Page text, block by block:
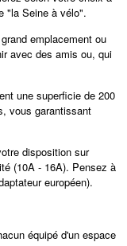
"la Seine à vélo".
emplacement ou
avec des amis ou, qui
une superficie de 200
vous garantissant
disposition sur
(10A - 16A). Pensez à
européen).
équipé d'un espace